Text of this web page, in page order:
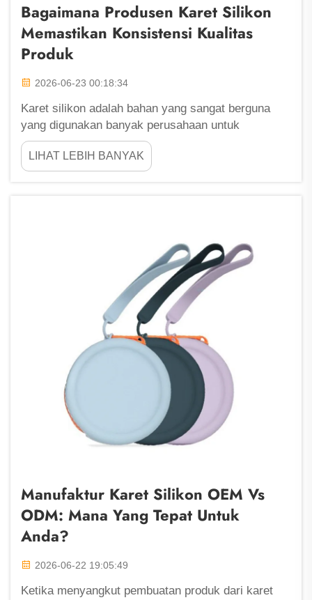
Bagaimana Produsen Karet Silikon
Memastikan Konsistensi Kualitas
Produk
2026-06-23 00:18:34
Karet silikon adalah bahan yang sangat berguna
yang digunakan banyak perusahaan untuk
memproduksi berbagai produk. Di Fu Zhou
ShengLeaf, kami sangat berhati-hati dalam
memastikan karet silikon buatan kami selalu
LIHAT LEBIH BANYAK
Manufaktur Karet Silikon OEM Vs
ODM: Mana Yang Tepat Untuk
Anda?
2026-06-22 19:05:49
Ketika menyangkut pembuatan produk dari karet